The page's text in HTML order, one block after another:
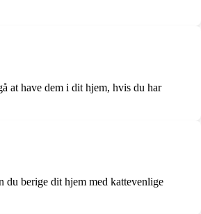
at have dem i dit hjem, hvis du har
du berige dit hjem med kattevenlige